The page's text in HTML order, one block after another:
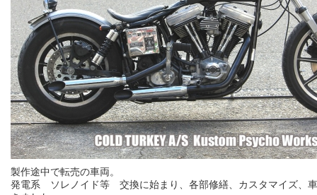
製作途中で転売の車両。
発電系 ソレノイド等 交換に始まり、各部修繕、カスタマイズ、